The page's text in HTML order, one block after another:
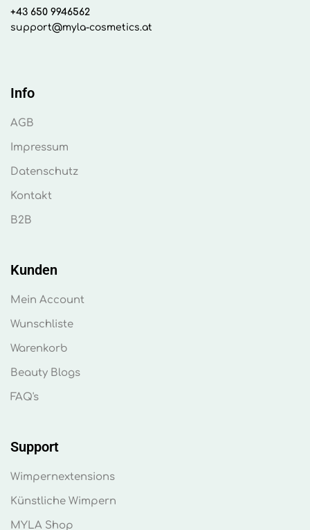
+43 650 9946562
support@myla-cosmetics.at
Info
AGB
Impressum
Datenschutz
Kontakt
B2B
Kunden
Mein Account
Wunschliste
Warenkorb
Beauty Blogs
FAQ's
Support
Wimpernextensions
Künstliche Wimpern
MYLA Shop